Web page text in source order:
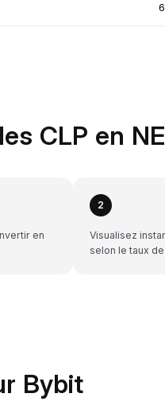
CLP en
en
2
Visualisez
selon le taux
Bybit